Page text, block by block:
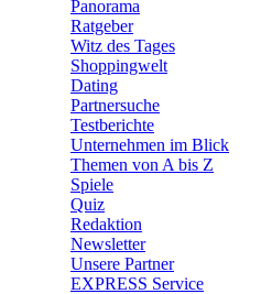
Panorama
Ratgeber
Witz des Tages
Shoppingwelt
Dating
Partnersuche
Testberichte
Unternehmen im Blick
Themen von A bis Z
Spiele
Quiz
Redaktion
Newsletter
Unsere Partner
EXPRESS Service